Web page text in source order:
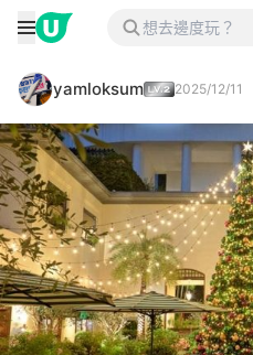
yamloksum 2025/12/11